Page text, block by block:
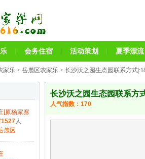
会务住宿 活动策划 夏季漂流
家乐 > 岳麓区农家乐 > 长沙沃之园生态园联系方式
[原杨家寨
人
麓区
长沙沃之园生态园联系方
人气指数： 170